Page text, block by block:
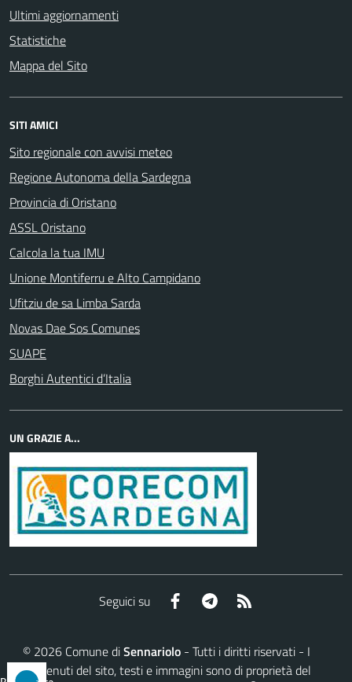
Ultimi aggiornamenti
Statistiche
Mappa del Sito
SITI AMICI
Sito regionale con avvisi meteo
Regione Autonoma della Sardegna
Provincia di Oristano
ASSL Oristano
Calcola la tua IMU
Unione Montiferru e Alto Campidano
Ufitziu de sa Limba Sarda
Novas Dae Sos Comunes
SUAPE
Borghi Autentici d’Italia
UN GRAZIE A...
Seguici su Facebook Telegram
© 2026 Comune diSennariolo - Tutti i diritti riservati - I
contenuti del sito, testi e immagini sono di proprietà del